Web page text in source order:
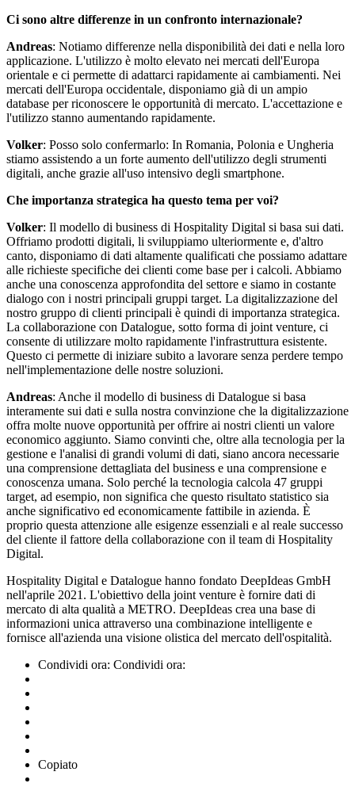
Ci sono altre differenze in un confronto internazionale?
Andreas: Notiamo differenze nella disponibilità dei dati e nella loro
applicazione. L'utilizzo è molto elevato nei mercati dell'Europa
orientale e ci permette di adattarci rapidamente ai cambiamenti. Nei
mercati dell'Europa occidentale, disponiamo già di un ampio
database per riconoscere le opportunità di mercato. L'accettazione e
l'utilizzo stanno aumentando rapidamente.
Volker: Posso solo confermarlo: In Romania, Polonia e Ungheria
stiamo assistendo a un forte aumento dell'utilizzo degli strumenti
digitali, anche grazie all'uso intensivo degli smartphone.
Che importanza strategica ha questo tema per voi?
Volker: Il modello di business di Hospitality Digital si basa sui dati.
Offriamo prodotti digitali, li sviluppiamo ulteriormente e, d'altro
canto, disponiamo di dati altamente qualificati che possiamo adattare
alle richieste specifiche dei clienti come base per i calcoli. Abbiamo
anche una conoscenza approfondita del settore e siamo in costante
dialogo con i nostri principali gruppi target. La digitalizzazione del
nostro gruppo di clienti principali è quindi di importanza strategica.
La collaborazione con Datalogue, sotto forma di joint venture, ci
consente di utilizzare molto rapidamente l'infrastruttura esistente.
Questo ci permette di iniziare subito a lavorare senza perdere tempo
nell'implementazione delle nostre soluzioni.
Andreas: Anche il modello di business di Datalogue si basa
interamente sui dati e sulla nostra convinzione che la digitalizzazione
offra molte nuove opportunità per offrire ai nostri clienti un valore
economico aggiunto. Siamo convinti che, oltre alla tecnologia per la
gestione e l'analisi di grandi volumi di dati, siano ancora necessarie
una comprensione dettagliata del business e una comprensione e
conoscenza umana. Solo perché la tecnologia calcola 47 gruppi
target, ad esempio, non significa che questo risultato statistico sia
anche significativo ed economicamente fattibile in azienda. È
proprio questa attenzione alle esigenze essenziali e al reale successo
del cliente il fattore della collaborazione con il team di Hospitality
Digital.
Hospitality Digital e Datalogue hanno fondato DeepIdeas GmbH
nell'aprile 2021. L'obiettivo della joint venture è fornire dati di
mercato di alta qualità a METRO. DeepIdeas crea una base di
informazioni unica attraverso una combinazione intelligente e
fornisce all'azienda una visione olistica del mercato dell'ospitalità.
Condividi ora: Condividi ora:
Copiato